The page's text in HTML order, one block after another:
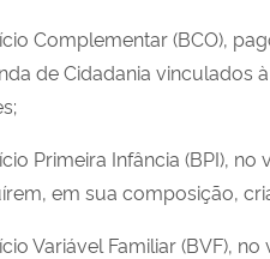
Complementar (BCO),
de Cidadania vinculados
Primeira Infância (BPI),
em sua composição,
Variável Familiar (BVF),